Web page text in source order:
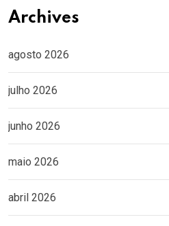
Archives
agosto 2026
julho 2026
junho 2026
maio 2026
abril 2026